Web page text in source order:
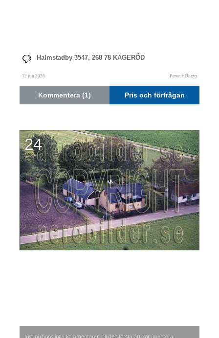
Halmstadby 3547, 268 78 KÅGERÖD
12 jun 2026 Pereric Öberg
Kommentera (1) Pris och förfrågan
24
Just nu finns inga kommentarer, bli den första att kommentera.